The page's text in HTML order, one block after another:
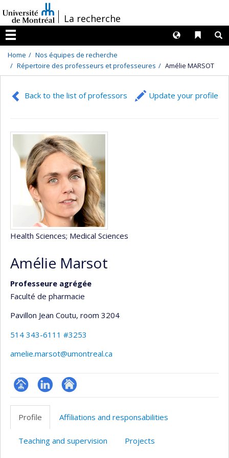
au
contenu
/La recherche
Menu
Liens
Langues
Home
Nos équipes de recherche
Répertoire des professeurs et professeures
Amélie MARSOT
Back to the list of professors Update your profile
Health Sciences; Medical Sciences
Amélie Marsot
Professeure agrégée
Faculté de pharmacie
Pavillon Jean Coutu, room 3204
514 343-6111 #3253
amelie.marsot@umontreal.ca
Page
professionnelle
LinkedInAutre
site
Profile Affiliations and responsabilities
Teaching and supervision Projects